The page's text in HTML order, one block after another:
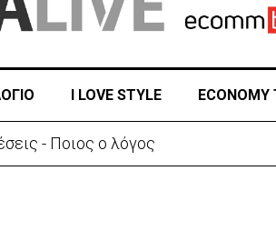
I LOVE STYLE ECONOMY
συχνότητα εμφάνισης καρκίνου